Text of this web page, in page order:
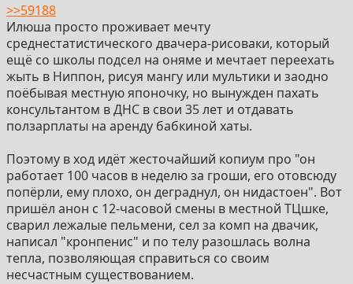
>>59188
Илюша просто проживает мечту
среднестатистического двачера-рисоваки, который
ещё со школы подсел на оняме и мечтает переехать
жыть в Ниппон, рисуя мангу или мультики и заодно
поёбывая местную японочку, но вынужден пахать
консультантом в ДНС в свои 35 лет и отдавать
ползарплаты на аренду бабкиной хаты.
Поэтому в ход идёт жесточайший копиум про "он
работает 100 часов в неделю за гроши, его отовсюду
попёрли, ему плохо, он деграднул, он нидастоен". Вот
пришёл анон с 12-часовой смены в местной ТЦшке,
сварил лежалые пельмени, сел за комп на двачик,
написал "кронпенис" и по телу разошлась волна
тепла, позволяющая справиться со своим
несчастным существованием.